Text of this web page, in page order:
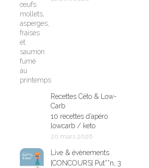
Recettes Céto & Low-
Carb
10 recettes d’apéro
lowcarb / keto
20 mars 2026
Live & évènements
[CONCOURS] Put**n, 3